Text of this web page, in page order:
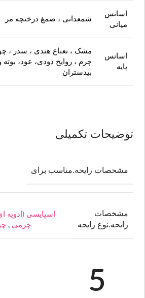
اسانس
میانی
شمعدانی ، صمغ درختچه مر
اسانس
پایه
مشک ، نعناع هندی ، سدر ،
چرم ، روایح دودی، عود،
بیدستران
توضیحات تکمیلی
مشخصات رایحه.مناسب برای
مشخصات
رایحه.نوع رایحه
اسپایسی (ادویه
چرمی ,
5